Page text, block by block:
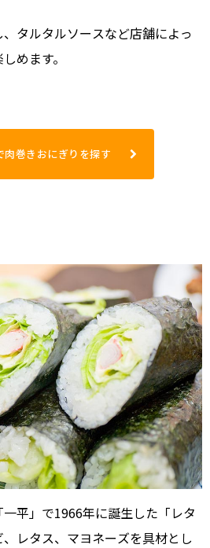
タルタルソースなど店舗によっ
めます。
肉巻きおにぎりを探す
平」で1966年に誕生した「レタ
レタス、マヨネーズを具材とし